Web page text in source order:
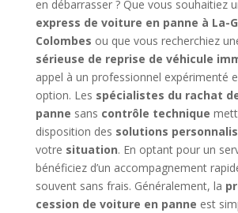
en débarrasser ? Que vous souhaitiez
express de voiture en panne à La-
Colombes ou que vous recherchiez
sérieuse de reprise de véhicule
appel à un professionnel expérimenté
option. Les spécialistes du rachat
panne sans contrôle technique
disposition des solutions
votre situation. En optant pour un
bénéficiez d’un accompagnement
souvent sans frais. Généralement, la
cession de voiture en panne est